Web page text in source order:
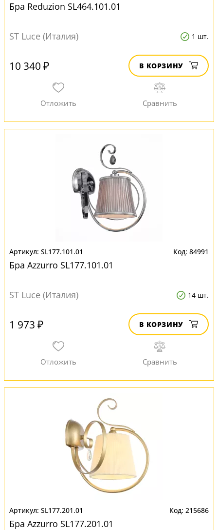
Бра Reduzion SL464.101.01
ST Luce (Италия) 1 шт.
10 340 ₽ В КОРЗИНУ
SL177.101.01 84991
Бра Azzurro SL177.101.01
ST Luce (Италия) 14 шт.
1 973 ₽ В КОРЗИНУ
SL177.201.01 215686
Бра Azzurro SL177.201.01